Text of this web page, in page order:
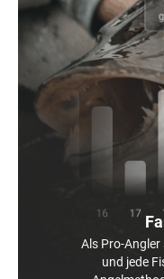
Als Pro-
und jede